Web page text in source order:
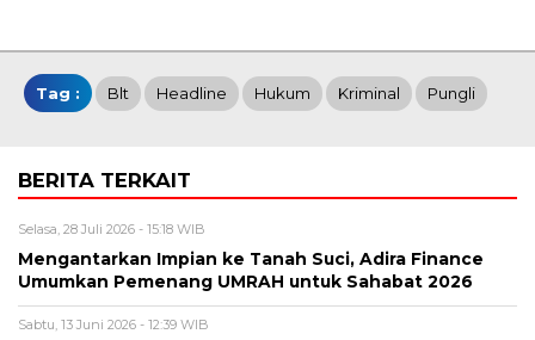
Tag : Blt Headline Hukum Kriminal Pungli
BERITA TERKAIT
Selasa, 28 Juli 2026 - 15:18 WIB
Mengantarkan Impian ke Tanah Suci, Adira Finance
Umumkan Pemenang UMRAH untuk Sahabat 2026
Sabtu, 13 Juni 2026 - 12:39 WIB